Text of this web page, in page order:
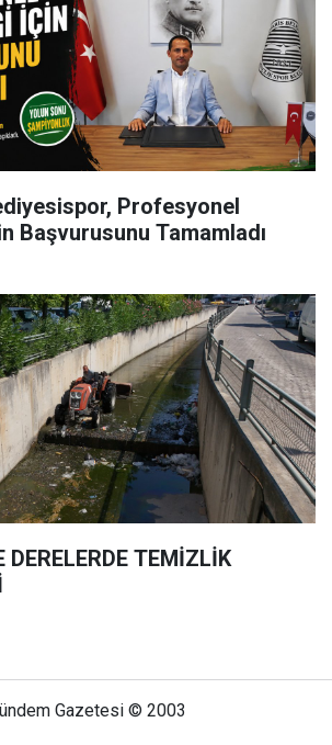
Profesyonel
Başvurusunu Tamamladı
TEMİZLİK
Gazetesi © 2003